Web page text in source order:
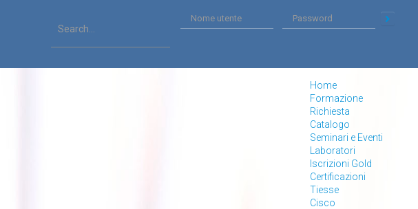
Home
Formazione
Richiesta
Catalogo
Seminari e Eventi
Laboratori
Iscrizioni Gold
Certificazioni
Tiesse
Cisco